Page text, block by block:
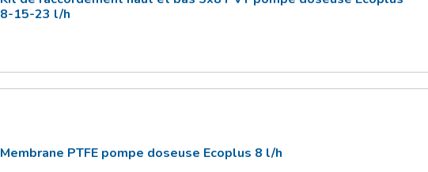
8-15-23 l/h
Membrane PTFE pompe doseuse Ecoplus 8 l/h